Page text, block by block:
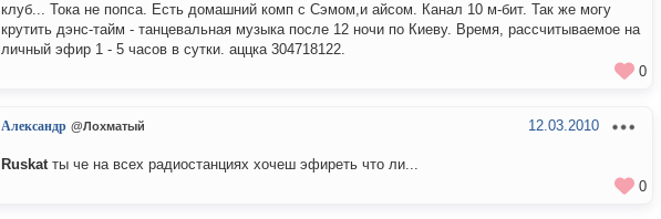
клуб... Тока не попса. Есть домашний комп с Сэмом,и айсом. Канал 10 м-бит. Так же могу
крутить дэнс-тайм - танцевальная музыка после 12 ночи по Киеву. Время, рассчитываемое на
личный эфир 1 - 5 часов в сутки. аццка 304718122.
0
Александр @Лохматый 12.03.2010
Ruskatты че на всех радиостанциях хочеш эфиреть что ли...
0